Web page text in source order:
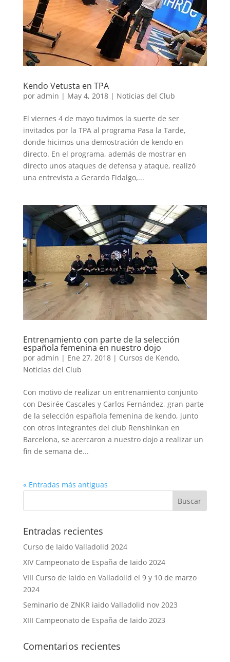
Kendo Vetusta en TPA
por admin | May 4, 2018| Noticias del Club
El viernes 4 de mayo tuvimos la suerte de ser
invitados por la TPA al programa Pasa la Tarde,
donde hicimos una demostración de kendo en
directo. En el programa, además de mostrar en
directo unos ataques de defensa y ataque, realizó
una entrevista a Gerardo Fidalgo,...
Entrenamiento con parte de la selección
española femenina en nuestro dojo
por admin | Ene 27, 2018| Cursos de Kendo,
Noticias del Club
Con motivo de realizar un entrenamiento conjunto
con Desirée Cascales y Carlos Fernández, gran parte
de la selección española femenina de kendo, junto
con otros integrantes del club Renshinkan en
Barcelona, se acercaron a nuestro dojo a realizar un
fin de semana de...
« Entradas más antiguas
Entradas recientes
Curso de Iaido Valladolid 2024
XIV Campeonato de España de Iaido 2024
VIII Curso de Iaido en Valladolid el 9 y 10 de marzo
2024
Seminario de ZNKR iaido Valladolid nov 2023
XIII Campeonato de España de Iaido 2023
Comentarios recientes